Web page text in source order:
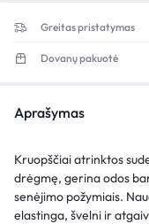
Greitas pristatymas
Dovanų pakuotė
Aprašymas
Kruopščiai atrinktos
drėgmę, gerina odos
senėjimo požymiais.
elastinga, švelni ir